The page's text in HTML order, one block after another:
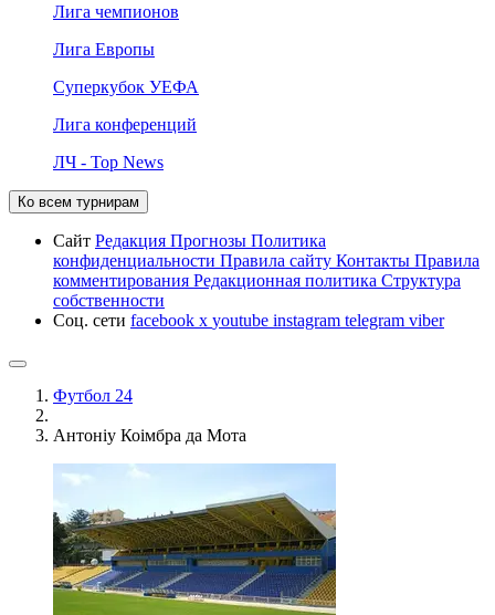
Лига чемпионов
Лига Европы
Суперкубок УЕФА
Лига конференций
ЛЧ - Top News
Ко всем турнирам
Сайт Редакция Прогнозы Политика
конфиденциальности Правила сайту Контакты Правила
комментирования Редакционная политика Структура
собственности
Соц. сети facebook x youtube instagram telegram viber
Футбол 24
Антоніу Коімбра да Мота